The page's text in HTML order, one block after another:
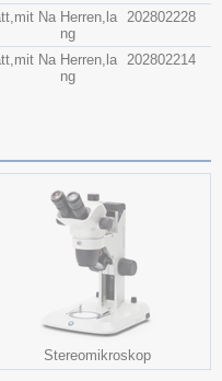
Na Herren,la
ng
202802228
Na Herren,la
ng
202802214
Stereomikroskop